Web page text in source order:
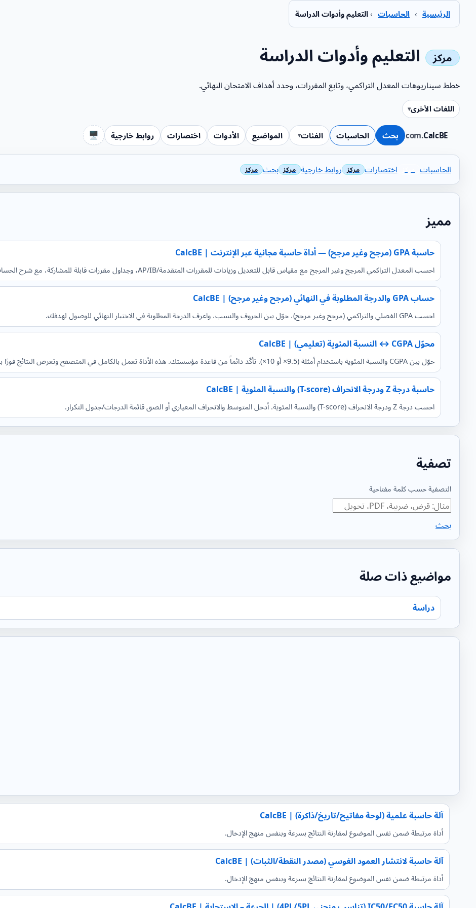
الرئيسية › الحاسبات › التعليم وأدوات الدراسة
CalcBE
.com بحث الحاسبات الفئات المواضيع الأدوات اختصارات روابط خارجية 🖥️
التعليم وأدوات الدراسة
خطط سيناريوهات المعدل التراكمي، وتابع المقررات، وحدد أهداف الامتحان النهائي.
اللغات الأخرى
الحاسبات اختصارات روابط خارجية بحث
مميز
حاسبة GPA (مرجح وغير مرجح) — أداة حاسبة مجانية عبر الإنترنت | CalcBE
احسب المعدل التراكمي المرجح وغير المرجح مع مقياس قابل للتعديل وزيادات للمقررات المتقدمة/AP/IB، وجداول مقررات قابلة للمشاركة، مع شرح الحساب والأسئلة الشائعة.
حساب GPA والدرجة المطلوبة في النهائي (مرجح وغير مرجح) | CalcBE
احسب GPA الفصلي والتراكمي (مرجح وغير مرجح)، حوّل بين الحروف والنسب، واعرف الدرجة المطلوبة في الاختبار النهائي للوصول لهدفك.
محوّل CGPA ↔ النسبة المئوية (تعليمي) | CalcBE
حوّل بين CGPA والنسبة المئوية باستخدام أمثلة (9.5× أو 10×). تأكّد دائماً من قاعدة مؤسستك. هذه الأداة تعمل بالكامل في المتصفح وتعرض النتائج فورًا بعد إدخال القيم.
حاسبة درجة Z ودرجة الانحراف (T-score) والنسبة المئوية | CalcBE
احسب درجة Z ودرجة الانحراف (T-score) والنسبة المئوية. أدخل المتوسط والانحراف المعياري أو الصق قائمة الدرجات/جدول التكرار.
تصفية
التصفية حسب كلمة مفتاحية
بحث
مواضيع ذات صلة
دراسة
آلة حاسبة علمية (لوحة مفاتيح/تاريخ/ذاكرة) | CalcBE
أداة مرتبطة ضمن نفس الموضوع لمقارنة النتائج بسرعة وبنفس منهج الإدخال.
آلة حاسبة لانتشار العمود الغوسي (مصدر النقطة/الثبات) | CalcBE
أداة مرتبطة ضمن نفس الموضوع لمقارنة النتائج بسرعة وبنفس منهج الإدخال.